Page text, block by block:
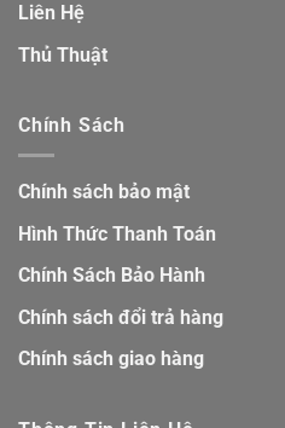
Liên Hệ
Thủ Thuật
Chính Sách
Chính sách bảo mật
Hình Thức Thanh Toán
Chính Sách Bảo Hành
Chính sách đổi trả hàng
Chính sách giao hàng